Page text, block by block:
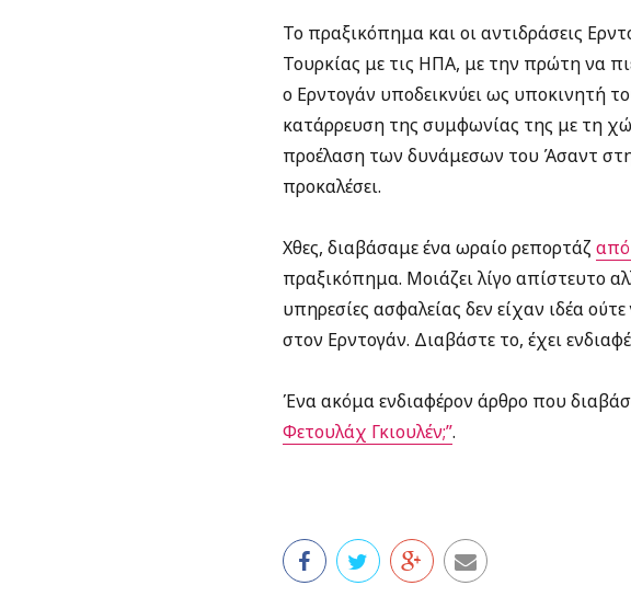
Το πραξικόπημα και οι αντιδράσεις
Τουρκίας με τις ΗΠΑ, με την πρώτη να
ο Ερντογάν υποδεικνύει ως υποκινητή
κατάρρευση της συμφωνίας της με τη
προέλαση των δυνάμεσων του Άσαντ
προκαλέσει.
Χθες, διαβάσαμε ένα ωραίο ρεπορτάζ
πραξικόπημα. Μοιάζει λίγο απίστευτο
υπηρεσίες ασφαλείας δεν είχαν ιδέα
στον Ερντογάν. Διαβάστε το, έχει
Ένα ακόμα ενδιαφέρον άρθρο που
Φετουλάχ Γκιουλέν;”.